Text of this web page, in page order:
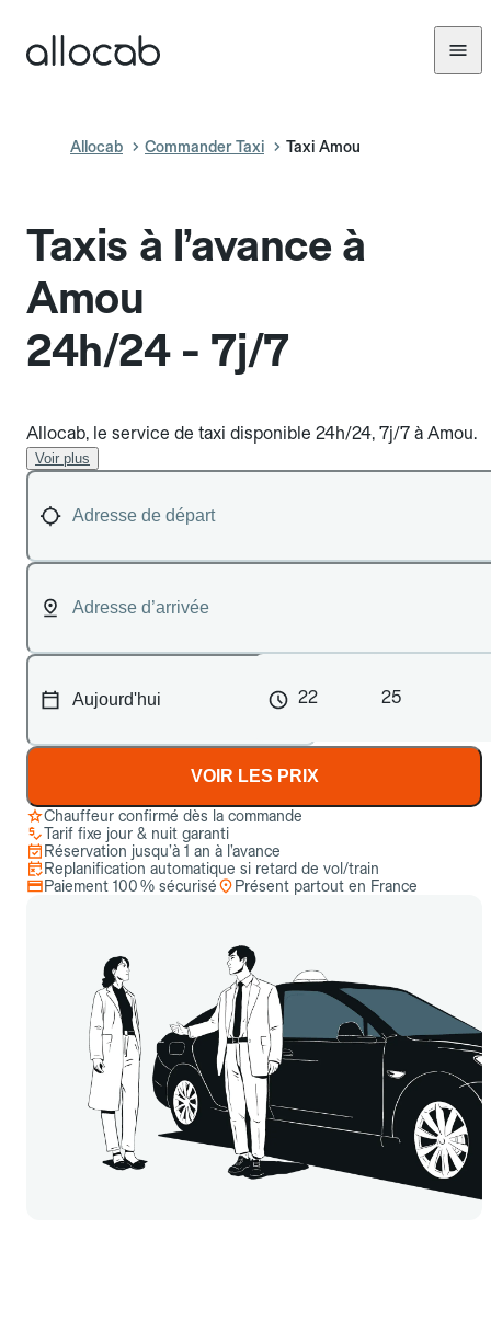
Allocab Commander Taxi Taxi Amou
Taxis à l’avance à
Amou
24h/24 - 7j/7
Allocab, le service de taxi disponible 24h/24, 7j/7 à Amou.
Voir plus
22 25
VOIR LES PRIX
Chauffeur confirmé dès la commande
Tarif fixe jour & nuit garanti
Réservation jusqu’à 1 an à l’avance
Replanification automatique si retard de vol/train
Paiement 100 % sécurisé
Présent partout en France